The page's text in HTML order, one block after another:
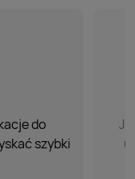
do
szybki